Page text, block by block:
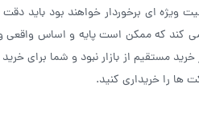
ویژه ‌ای برخوردار خواهند بود باید
‌کند که ممکن است پایه و اساس واقعی
مستقیم از بازار نبود و شما برای
ها را خریداری کنید.